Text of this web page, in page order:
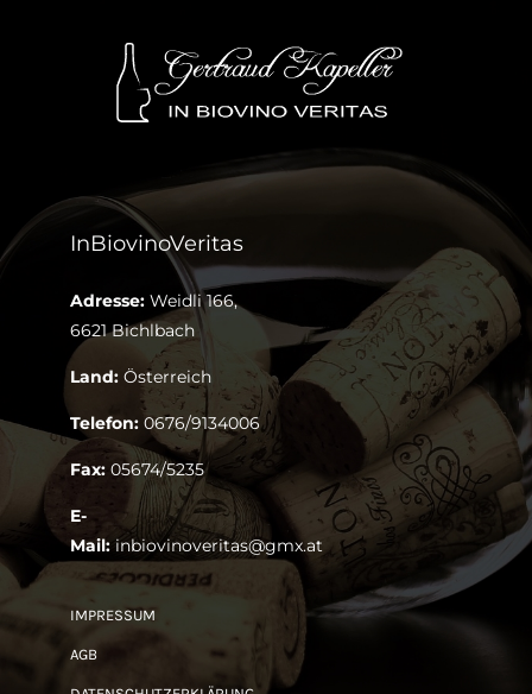
InBiovinoVeritas
Adresse: Weidli 166,
6621 Bichlbach
Land: Österreich
Telefon: 0676/9134006
Fax: 05674/5235
E-
Mail: inbiovinoveritas@gmx.at
IMPRESSUM
AGB